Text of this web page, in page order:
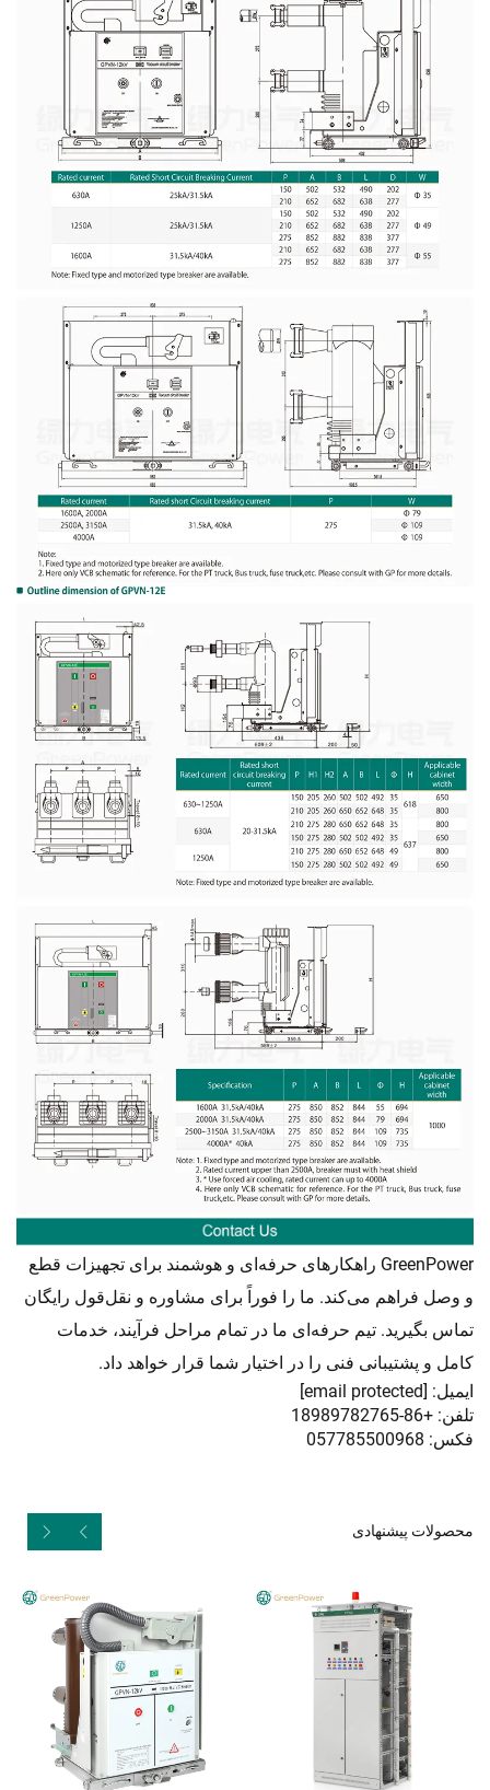
GreenPower راهکارهای حرفه‌ای و هوشمند برای تجهیزات قطع
و وصل فراهم می‌کند. ما را فوراً برای مشاوره و نقل‌قول رایگان
تماس بگیرید. تیم حرفه‌ای ما در تمام مراحل فرآیند، خدمات
کامل و پشتیبانی فنی را در اختیار شما قرار خواهد داد.
ایمیل: [email protected]
تلفن: +86-18989782765
فکس: 057785500968
محصولات پیشنهادی